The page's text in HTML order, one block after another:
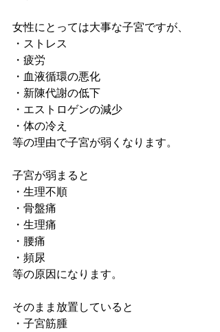
女性にとっては大事な子宮ですが、
・ストレス
・疲労
・血液循環の悪化
・新陳代謝の低下
・エストロゲンの減少
・体の冷え
等の理由で子宮が弱くなります。
子宮が弱まると
・生理不順
・骨盤痛
・生理痛
・腰痛
・頻尿
等の原因になります。
そのまま放置していると
・子宮筋腫